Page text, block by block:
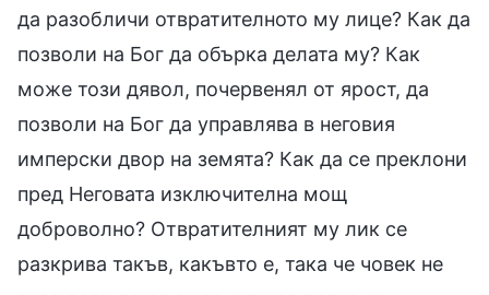
да разобличи отвратителното му лице? Как да
позволи на Бог да обърка делата му? Как
може този дявол, почервенял от ярост, да
позволи на Бог да управлява в неговия
имперски двор на земята? Как да се преклони
пред Неговата изключителна мощ
доброволно? Отвратителният му лик се
разкрива такъв, какъвто е, така че човек не